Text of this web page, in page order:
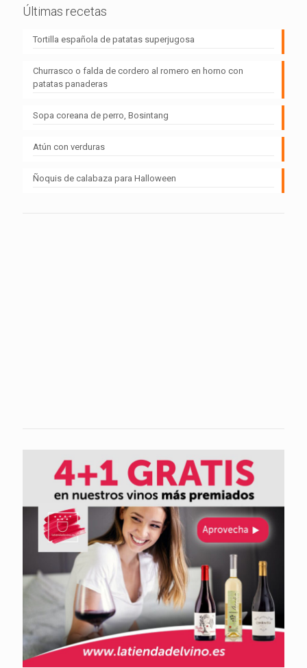
Últimas recetas
Tortilla española de patatas superjugosa
Churrasco o falda de cordero al romero en horno con
patatas panaderas
Sopa coreana de perro, Bosintang
Atún con verduras
Ñoquis de calabaza para Halloween